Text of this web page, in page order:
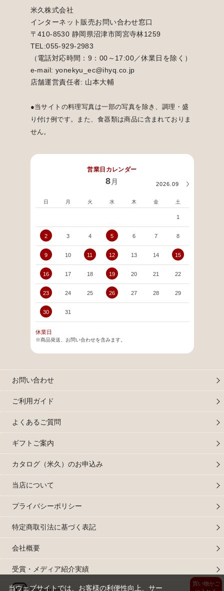
買い物かご
米久株式会社
インターネット販売お問い合わせ窓口
〒410-8530 静岡県沼津市岡宮寺林1259
TEL:055-929-2983
（電話対応時間：9：00～17:00／休業日を除く）
e-mail: yonekyu_ec@ihyq.co.jp
店舗運営責任者: 山本大輔
●当サイトの料理写真は一部の写真を除き、調理・盛
り付け例です。また、食器類は商品に含まれておりま
せん。
営業日カレンダー
8 月 2026.09
日 月 火 水 木 金 土
1
2 3 4 5 6 7 8
9 10 11 12 13 14 15
16 17 18 19 20 21 22
23 24 25 26 27 28 29
30 31
休業日
※商品発送、お問い合わせを含みます。
お問い合わせ
ご利用ガイド
よくあるご質問
ギフトご案内
カタログ（米久）のお申込み
当店について
プライバシーポリシー
特定商取引法に基づく表記
会社概要
受賞・メディア紹介実績
当ウェブサイトでは、お客様の利便性向上、サー